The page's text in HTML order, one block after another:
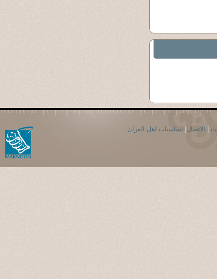
الاتصال اساسيات اهل القران